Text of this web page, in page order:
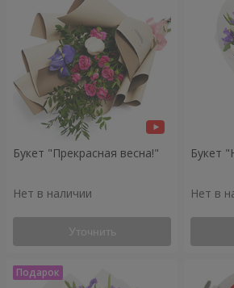
Букет "Прекрасная весна!"
Нет в наличии
Уточнить
Букет
Нет в